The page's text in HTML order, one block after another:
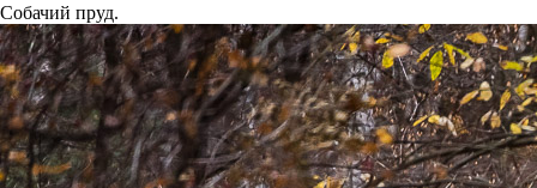
Собачий пруд.